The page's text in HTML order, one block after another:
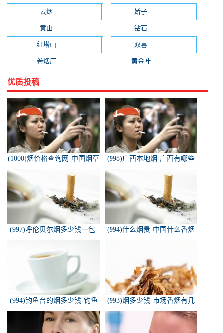
云烟 娇子
黄山 钻石
红塔山 双喜
卷烟厂(154) 黄金叶(151)
优质投稿
(1000)烟价格查询网-中国烟草
(998)广西本地烟-广西有哪些
(997)呼伦贝尔烟多少钱一包-
白色的呼伦贝尔香烟多少钱一
(994)什么烟贵-中国什么香烟
(994)钓鱼台的烟多少钱-钓鱼
台香烟价格有哪几种规格？
(993)烟多少钱-市场香烟有几
种 各多少钱一包